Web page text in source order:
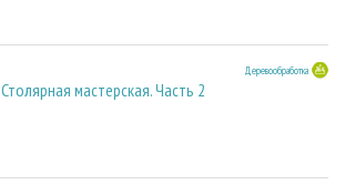
Деревообработка
Столярная мастерская. Часть 2